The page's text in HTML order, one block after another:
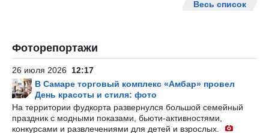
Весь список
Фоторепортажи
26 июля 2026 12:17
В Самаре торговый комплекс «Амбар» провел
День красоты и стиля: фото
На территории фудкорта развернулся большой семейный
праздник с модными показами, бьюти-активностями,
конкурсами и развлечениями для детей и взрослых.